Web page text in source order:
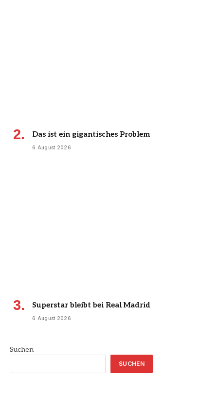
Das ist ein gigantisches Problem
6 August 2026
Superstar bleibt bei Real Madrid
6 August 2026
Suchen
SUCHEN